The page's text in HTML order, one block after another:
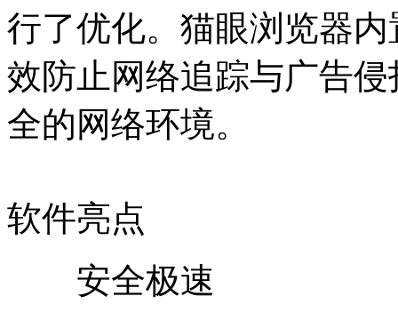
行了优化。猫眼浏览器
效防止网络追踪与广告
全的网络环境。
软件亮点
安全极速